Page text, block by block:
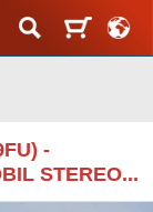
-
STEREO...